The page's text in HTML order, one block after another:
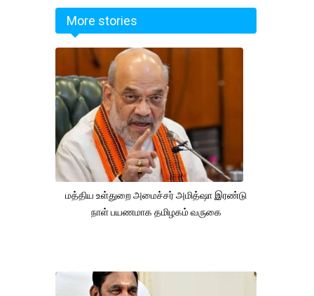
More stories
மத்திய உள்துறை அமைச்சர் அமித்ஷா இரண்டு
நாள் பயணமாக தமிழகம் வருகை